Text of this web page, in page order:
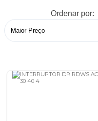
Ordenar por: